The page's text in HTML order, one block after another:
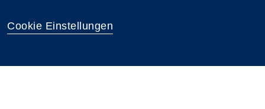
Cookie Einstellungen